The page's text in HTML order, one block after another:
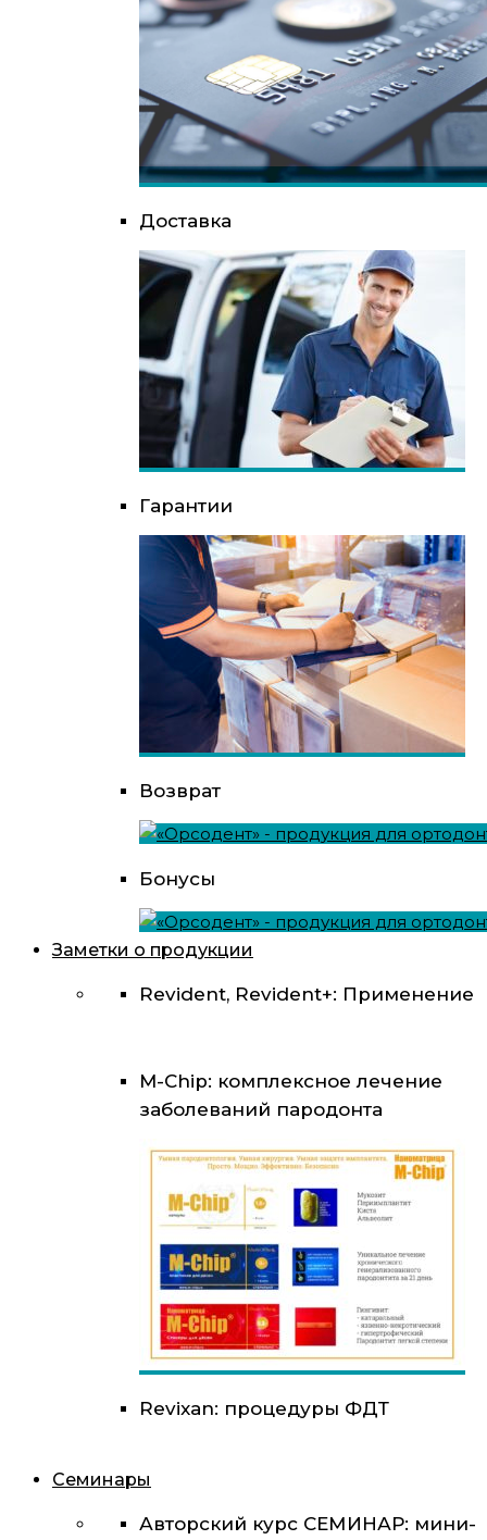
Доставка
Гарантии
Возврат
Бонусы
Заметки о продукции
Revident, Revident+: Применение
M-Chip: комплексное лечение
заболеваний пародонта
Revixan: процедуры ФДТ
Семинары
Авторский курс СЕМИНАР: мини-